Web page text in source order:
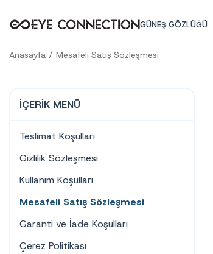
GÜNEŞ GÖZLÜĞÜ
Anasayfa Mesafeli Satış Sözleşmesi
İÇERIK MENÜ
Teslimat Koşulları
Gizlilik Sözleşmesi
Kullanım Koşulları
Mesafeli Satış Sözleşmesi
Garanti ve İade Koşulları
Çerez Politikası